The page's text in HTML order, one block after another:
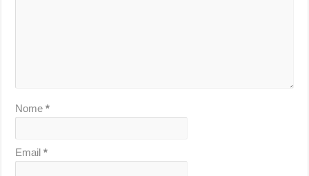
Nome*
Email*